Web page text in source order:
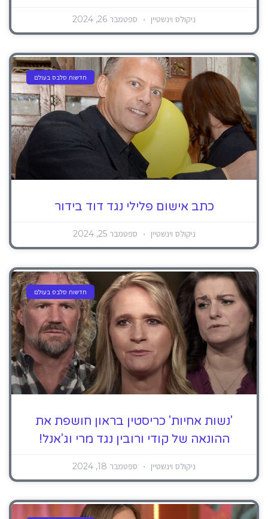
ניקולס וינשטיין ספטמבר 26, 2024
חדשות סלבס בעולם
כתב אישום פלילי נגד דוד בידור
ניקולס וינשטיין ספטמבר 25, 2024
חדשות סלבס בעולם
'נשות אחיות' כריסטין בראון חושפת את
ההונאה של קודי ורובין נגד מרי וג'אנל!
ניקולס וינשטיין ספטמבר 18, 2024